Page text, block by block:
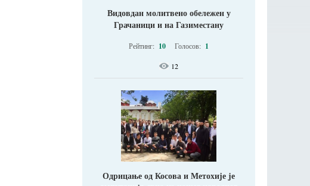
Видовдан молитвено обележен у
Грачаници и на Газиместану
Рейтинг: 10 Голосов: 1
12
Одрицање од Косова и Метохије jе